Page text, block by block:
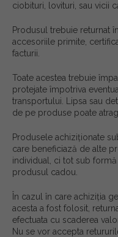
ciobituri, lovituri, sau vicii
Produsul trebuie returnat
accesoriile primite,
facturii.
Toate acestea trebuie
protejate împotriva
transportului. Lipsa sau
de pe produse poate
Produsele achiziționate
care beneficiază de alte
individual, ci tot sub
produsul cadou.
În cazul în care achiziția
acesta a fost folosit,
efectuata cu scaderea
Nu se vor accepta